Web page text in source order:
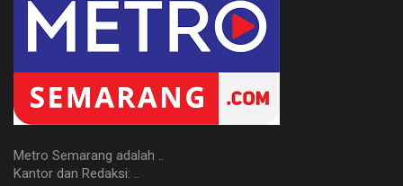
Metro Semarang adalah ..
Kantor dan Redaksi: ..